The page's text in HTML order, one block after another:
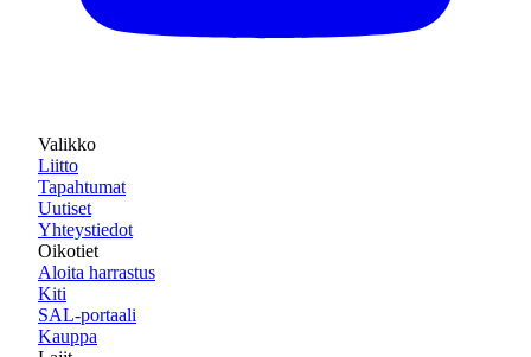
Valikko
Liitto
Tapahtumat
Uutiset
Yhteystiedot
Oikotiet
Aloita harrastus
Kiti
SAL-portaali
Kauppa